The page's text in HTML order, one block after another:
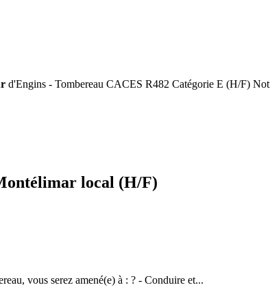
d'Engins - Tombereau CACES R482 Catégorie E (H/F)
local (H/F)
vous serez amené(e) à : ? - Conduire et...